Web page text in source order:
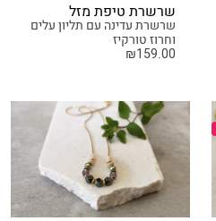
שרשרת טיפת מזל
שרשרת עדינה עם תליון עלים
וחרוז טורקיז
₪159.00